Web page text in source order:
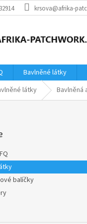
krsova@afrika-
Bavlněné látky
látky Bavlněná
balíčky